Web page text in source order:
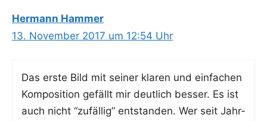
Hermann Hammer
13. November 2017 um 12:54 Uhr
Das ers­te Bild mit sei­ner kla­ren und ein­fa­chen
Kom­po­si­ti­on gefällt mir deut­lich bes­ser. Es ist
auch nicht “zufäl­lig” ent­stan­den. Wer seit Jahr­